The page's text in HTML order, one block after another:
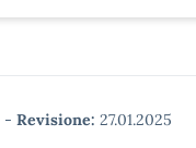
- Revisione: 27.01.2025